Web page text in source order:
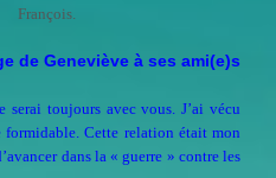
François.
de Geneviève à ses ami(e)s
toujours avec vous. J’ai vécu
formidable. Cette relation était mon
dans la « guerre » contre les